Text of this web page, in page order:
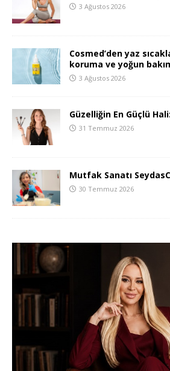
3 Ağustos 2026
Cosmed’den yaz
koruma ve yoğun
3 Ağustos 2026
Güzelliğin En Güçlü
31 Temmuz 2026
Mutfak Sanatı
30 Temmuz 2026